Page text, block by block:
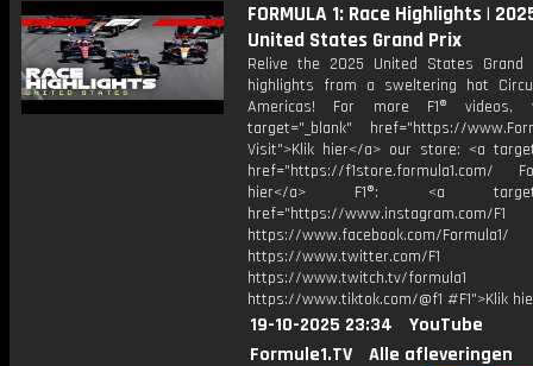
FORMULA 1: Race Highlights |
United States Grand Prix
Relive the 2025 United States
highlights from a sweltering hot
Americas! For more F1® videos,
target="_blank" href="https://
Visit">Klik hier</a> our store: <a
href="https://f1store.formula1.com/
hier</a> F1®: <a
href="https://www.instagram.com/F1
https://www.facebook.com/Formula1/
https://www.twitter.com/F1
https://www.twitch.tv/formula1
https://www.tiktok.com/@f1 #F1">Klik
19-10-2025 23:34
YouTube
Formule1.TV
Alle afleveringen